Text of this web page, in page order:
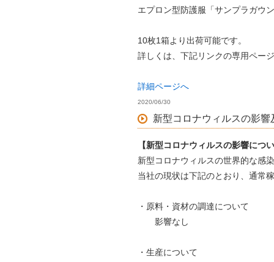
エプロン型防護服「サンプラガウ
10枚1箱より出荷可能です。
詳しくは、下記リンクの専用ペー
詳細ページへ
2020/06/30
新型コロナウィルスの影
【新型コロナウィルスの影響につ
新型コロナウィルスの世界的な感
当社の現状は下記のとおり、通常
・原料・資材の調達について
影響なし
・生産について